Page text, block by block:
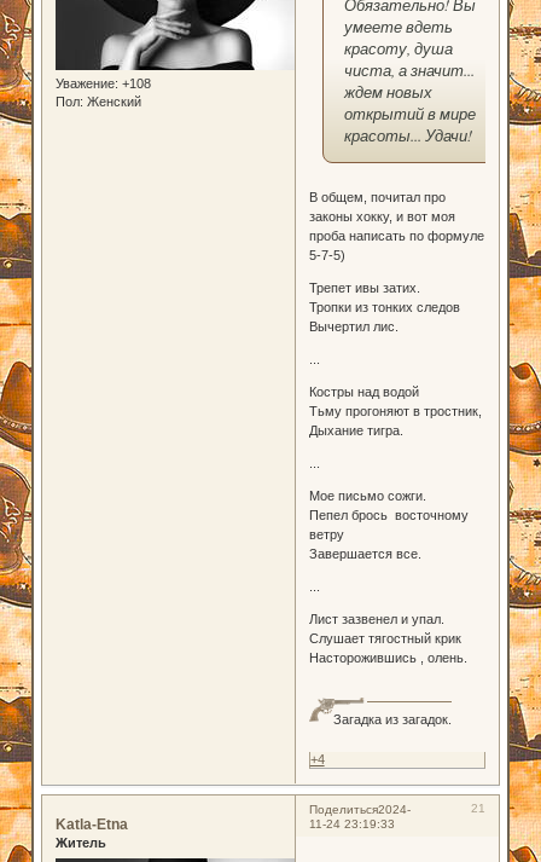
Уважение: +108
Пол: Женский
Обязательно! Вы
умеете вдеть
красоту, душа
чиста, а значит...
ждем новых
открытий в мире
красоты... Удачи!
В общем, почитал про
законы хокку, и вот моя
проба написать по формуле
5-7-5)
Трепет ивы затих.
Тропки из тонких следов
Вычертил лис.
Костры над водой
Тьму прогоняют в тростник,
Дыхание тигра.
Мое письмо сожги.
Пепел брось восточному
ветру
Завершается все.
Лист зазвенел и упал.
Слушает тягостный крик
Насторожившись , олень.
Загадка из загадок.
+4
Поделиться 21
2024-
11-24 23:19:33
Katla-Etna
Житель